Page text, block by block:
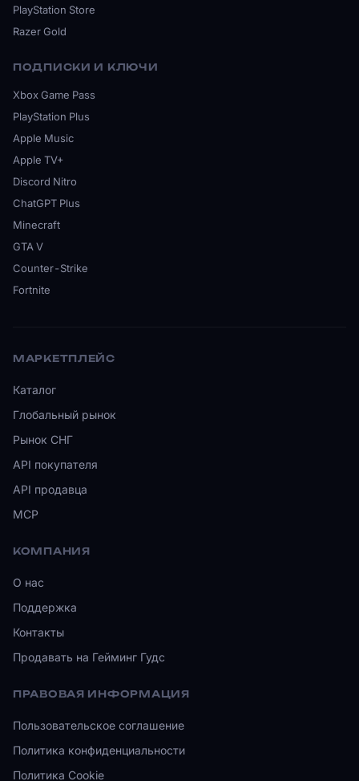
PlayStation Store
Razer Gold
ПОДПИСКИ И КЛЮЧИ
Xbox Game Pass
PlayStation Plus
Apple Music
Apple TV+
Discord Nitro
ChatGPT Plus
Minecraft
GTA V
Counter-Strike
Fortnite
МАРКЕТПЛЕЙС
Каталог
Глобальный рынок
Рынок СНГ
API покупателя
API продавца
MCP
КОМПАНИЯ
О нас
Поддержка
Контакты
Продавать на Гейминг Гудс
ПРАВОВАЯ ИНФОРМАЦИЯ
Пользовательское соглашение
Политика конфиденциальности
Политика Cookie